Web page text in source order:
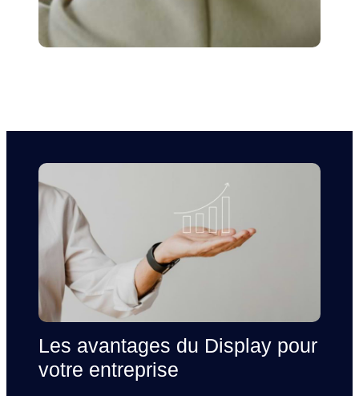
Les avantages du Display pour
votre entreprise